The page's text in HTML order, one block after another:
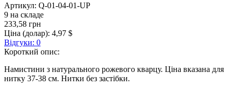
Артикул: Q-01-04-01-UP
9 на складе
233,58 грн
Ціна (долар): 4,97 $
Відгуки: 0
Короткий опис:
Намистини з натурального рожевого кварцу. Ціна вказана для
нитку 37-38 см. Нитки без застібки.